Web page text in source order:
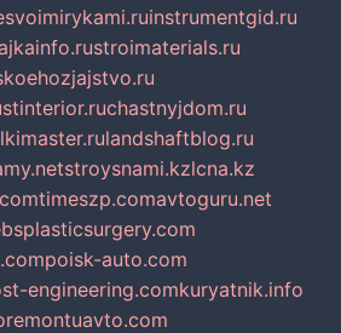
instrumentgid.ru
stroimaterials.ru
chastnyjdom.ru
landshaftblog.ru
stroysnami.kzlcna.kz
timeszp.comavtoguru.net
poisk-auto.com
engineering.comkuryatnik.info